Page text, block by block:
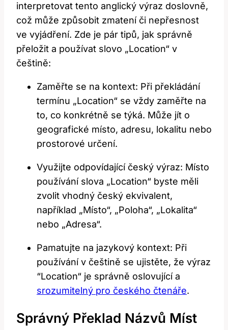
interpretovat tento anglický výraz doslovně,
‍což může způsobit zmatení či ‍nepřesnost
ve vyjádření. Zde je pár tipů, jak správně
⁣přeložit a používat slovo „Location“ v
češtině:
Zaměřte se ⁣na kontext: Při překládání
termínu „Location“ se vždy zaměřte na
to,⁤ co ⁤konkrétně se týká. Může jít o
geografické místo, adresu, ‌lokalitu nebo
prostorové určení.
Využijte​ odpovídající⁣ český ⁤výraz: Místo⁢
používání slova „Location“ byste měli
zvolit​ vhodný český ekvivalent,
⁢například „Místo“, „Poloha“, „Lokalita“
nebo „Adresa“.
Pamatujte na jazykový kontext: Při
používání v češtině se‍ ujistěte, že​ výraz
⁤“Location“ je správně oslovující a
srozumitelný pro​ českého čtenáře.
Správný Překlad Názvů‍ Míst